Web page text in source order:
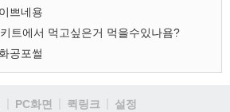
쁘네용
트에서 먹고싶은거 먹을수있나욤?
공포썰
PC화면 퀵링크
설정